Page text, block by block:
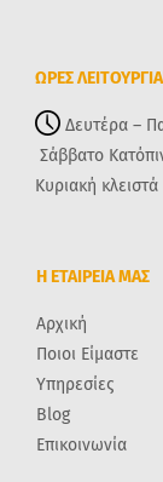
ΩΡΕΣ
Δευτέρα –
Σάββατο
Κυριακή κλειστά
Η ΕΤΑΙΡΕΙΑ ΜΑΣ
Αρχική
Ποιοι Είμαστε
Υπηρεσίες
Blog
Επικοινωνία